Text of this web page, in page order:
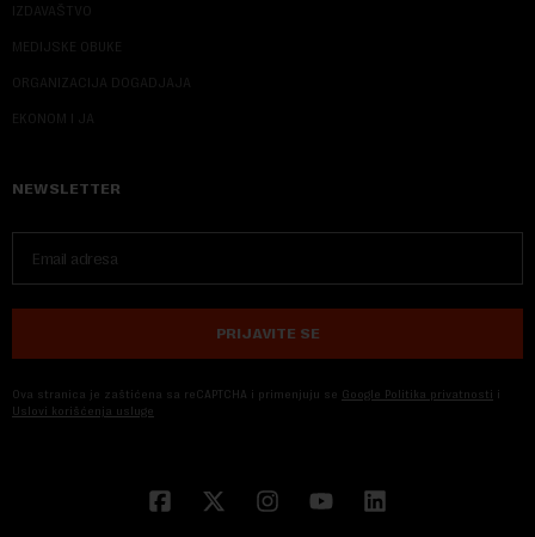
IZDAVAŠTVO
MEDIJSKE OBUKE
ORGANIZACIJA DOGADJAJA
EKONOM I JA
NEWSLETTER
PRIJAVITE SE
Ova stranica je zaštićena sa reCAPTCHA i primenjuju se Google Politika privatnosti i
Uslovi korišćenja usluge